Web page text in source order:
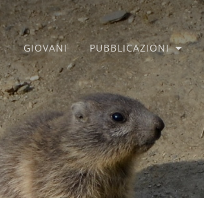
GIOVANI PUBBLICAZIONI